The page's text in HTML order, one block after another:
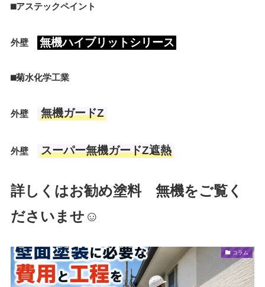
⬛︎アステックペイント
外壁 無機ハイブリットシリース
⬛︎菊水化学工業
外壁 無機ガードZ
外壁 スーパー無機ガードZ遮熱
詳しくはお勧め塗料 無機をご覧く
ださいませ☺️
コラム